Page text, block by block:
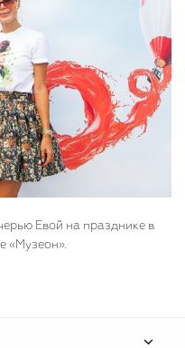
Евой на празднике в
«Музеон».